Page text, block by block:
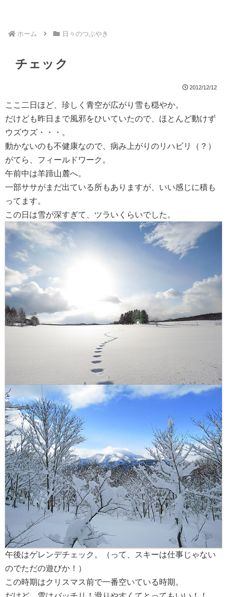
ホーム 日々のつぶやき
チェック
2012/12/12
ここ二日ほど、珍しく青空が広がり雪も穏やか。
だけども昨日まで風邪をひいていたので、ほとんど動けず
ウズウズ・・・。
動かないのも不健康なので、病み上がりのリハビリ（？）
がてら、フィールドワーク。
午前中は羊蹄山麓へ。
一部ササがまだ出ている所もありますが、いい感じに積も
ってます。
この日は雪が深すぎて、ツラいくらいでした。
午後はゲレンデチェック。（って、スキーは仕事じゃない
のでただの遊びか！）
この時期はクリスマス前で一番空いている時期。